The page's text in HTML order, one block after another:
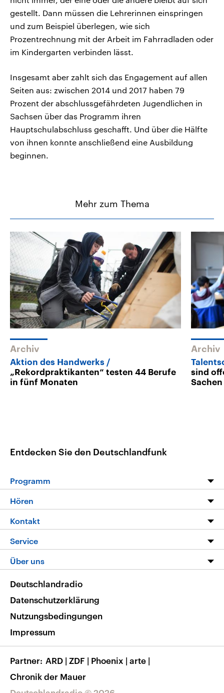
gestellt. Dann müssen die Lehrerinnen einspringen
und zum Beispiel überlegen, wie sich
Prozentrechnung mit der Arbeit im Fahrradladen oder
im Kindergarten verbinden lässt.
Insgesamt aber zahlt sich das Engagement auf allen
Seiten aus: zwischen 2014 und 2017 haben 79
Prozent der abschlussgefährdeten Jugendlichen in
Sachsen über das Programm ihren
Hauptschulabschluss geschafft. Und über die Hälfte
von ihnen konnte anschließend eine Ausbildung
beginnen.
Mehr zum Thema
Archiv
Aktion des Handwerks
„Rekordpraktikanten“ testen 44 Berufe
in fünf Monaten
Archiv
sind
Sachen
Entdecken Sie den Deutschlandfunk
Programm
Programm
Die Nachrichten
Nachrichtenleicht
Neue Beiträge auf dlf.de
Hören
Livestream
Podcasts
Deutschlandfunk App
Nachrichten App
Frequenzen
Kontakt
Hörerservice
Service
FAQ
Veranstaltungen
Musikliste
RSS
Über uns
Barrierefreiheit
Deutschlandradio
Datenschutzerklärung
Nutzungsbedingungen
Impressum
Partner ARD | ZDF | Phoenix | arte |
Chronik der Mauer